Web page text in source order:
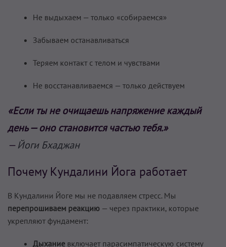
Не выдыхаем — только «собираемся»
Забываем останавливаться
Теряем контакт с телом и чувствами
Не восстанавливаемся — только действуем
«Если ты не очищаешь напряжение каждый
день — оно становится частью тебя.»
—Йоги Бхаджан
Почему Кундалини Йога работает
В Кундалини Йоге мы не подавляем стресс. Мы
перепрошиваем реакцию — через практики, которые
укрепляют фундамент:
Дыхание включает парасимпатическую систему